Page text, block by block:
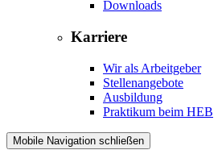
Downloads
Karriere
Wir als Arbeitgeber
Stellenangebote
Ausbildung
Praktikum beim HEB
Mobile Navigation schließen